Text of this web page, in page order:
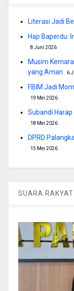
Literasi Jadi
Hap Baperdu:
8 Juni 2026
Musim
yang Aman
6
FBIM Jadi
19 Mei 2026
Subandi
18 Mei 2026
DPRD
15 Mei 2026
SUARA RAKYAT